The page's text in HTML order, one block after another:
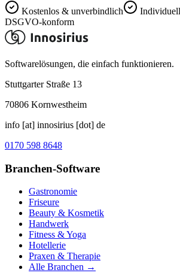
Kostenlos & unverbindlich
DSGVO-konform
Softwarelösungen, die einfach funktionieren.
Stuttgarter Straße 13
70806 Kornwestheim
info [at] innosirius [dot] de
0170 598 8648
Branchen-Software
Gastronomie
Friseure
Beauty & Kosmetik
Handwerk
Fitness & Yoga
Hotellerie
Praxen & Therapie
Alle Branchen →